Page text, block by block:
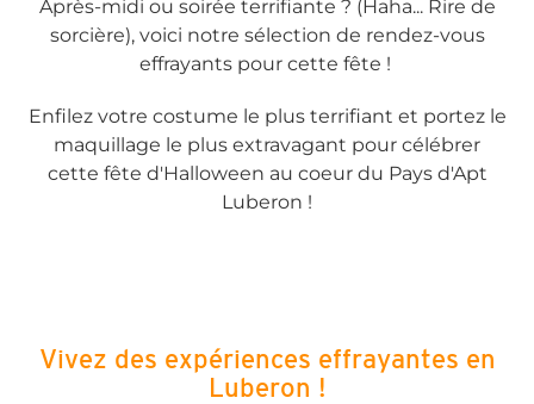
Après-midi ou soirée terrifiante ? (Haha... Rire de
sorcière), voici notre sélection de rendez-vous
effrayants pour cette fête !
Enfilez votre costume le plus terrifiant et portez le
maquillage le plus extravagant pour célébrer
cette fête d'Halloween au coeur du Pays d'Apt
Luberon !
Vivez des expériences effrayantes en
Luberon !